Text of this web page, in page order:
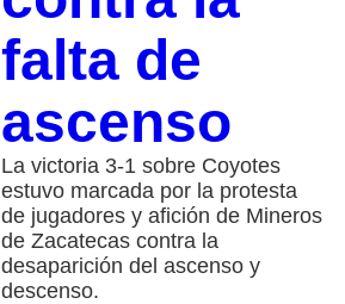
falta de
ascenso
La victoria 3-1 sobre Coyotes
estuvo marcada por la protesta
de jugadores y afición de Mineros
de Zacatecas contra la
desaparición del ascenso y
descenso.